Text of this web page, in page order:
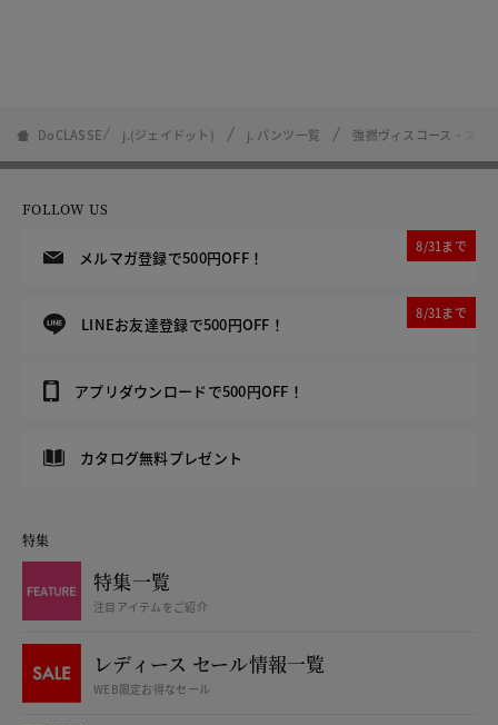
DoCLASSE j.(ジェイドット) j. パンツ一覧 強撚ヴィスコース・スト
FOLLOW US
メルマガ登録で500円OFF！
8/31まで
LINEお友達登録で500円OFF！
8/31まで
アプリダウンロードで500円OFF！
カタログ無料プレゼント
特集
特集一覧
注目アイテムをご紹介
レディース セール情報一覧
WEB限定お得なセール